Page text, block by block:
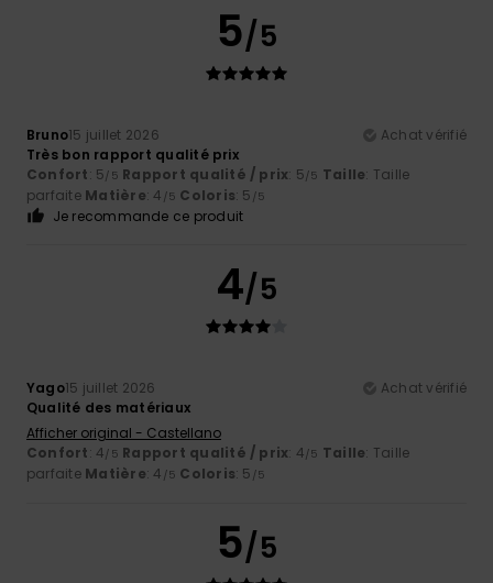
5/5
Bruno15 juillet 2026
Achat vérifié
Très bon rapport qualité prix
Confort: 5/5 Rapport qualité / prix: 5/5 Taille: Taille
parfaite Matière: 4 /5 Coloris: 5 /5
Je recommande ce produit
4/5
Yago15 juillet 2026
Achat vérifié
Qualité des matériaux
Afficher original - Castellano
Confort: 4/5 Rapport qualité / prix: 4/5 Taille: Taille
parfaite Matière: 4 /5 Coloris: 5 /5
5/5